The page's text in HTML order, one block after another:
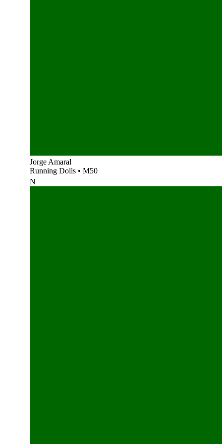
Jorge Amaral
Running Dolls • M50
N